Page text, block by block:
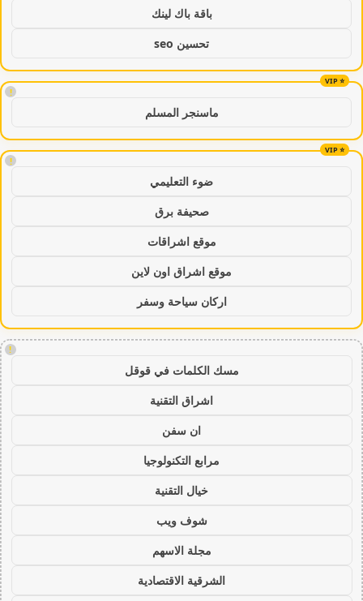
باقة باك لينك
تحسين seo
!
ماسنجر المسلم
!
ضوء التعليمي
صحيفة برق
موقع اشراقات
موقع اشراق اون لاين
اركان سياحة وسفر
!
مسك الكلمات في قوقل
اشراق التقنية
ان سفن
مرابع التكنولوجيا
خيال التقنية
شوف ويب
مجلة الاسهم
الشرقية الاقتصادية